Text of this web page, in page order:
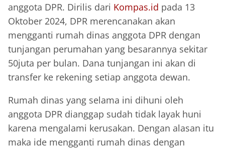
anggota DPR. Dirilis dari Kompas.id pada 13
Oktober 2024, DPR merencanakan akan
mengganti rumah dinas anggota DPR dengan
tunjangan perumahan yang besarannya sekitar
50juta per bulan. Dana tunjangan ini akan di
transfer ke rekening setiap anggota dewan.
Rumah dinas yang selama ini dihuni oleh
anggota DPR dianggap sudah tidak layak huni
karena mengalami kerusakan. Dengan alasan itu
maka ide mengganti rumah dinas dengan